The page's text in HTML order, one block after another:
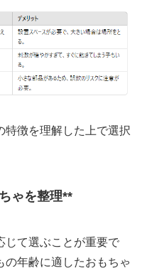
特徴を理解した上で選択
ゃを整理**
じて選ぶことが重要で
の年齢に適したおもちゃ